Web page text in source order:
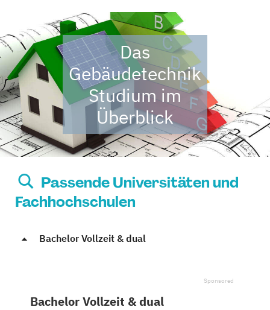
Das
Gebäudetechnik
Studium im
Überblick
Passende Universitäten und
Fachhochschulen
Bachelor Vollzeit & dual
Bachelor Vollzeit & dual